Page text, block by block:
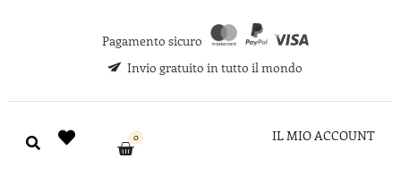
Pagamento sicuro
Invio gratuito in tutto il mondo
0 IL MIO ACCOUNT